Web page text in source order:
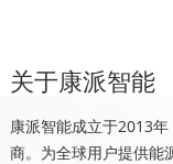
关于康派智能
康派智能成立于2013
商。为全球用户提供能